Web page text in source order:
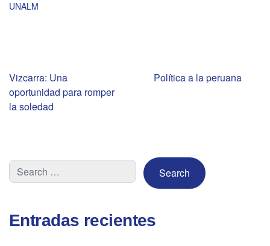
UNALM
Navegación
de
Vizcarra: Una
oportunidad para romper
la soledad
Política a la peruana
Entradas recientes